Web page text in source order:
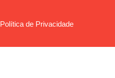
Política de Privacidade